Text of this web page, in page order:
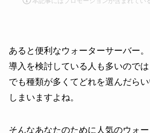
あると便利なウォーターサーバー。
導入を検討している人も多いのでは
でも種類が多くてどれを選んだら
しまいますよね。
そんなあなたのために人気のウォ